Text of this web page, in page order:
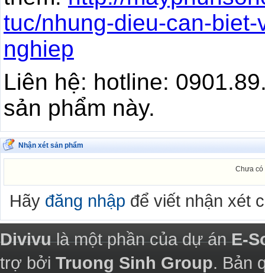
tuc/nhung-dieu-can-
nghiep
Liên hệ: hotline:
sản phẩm này.
Nhận xét sản phẩm
Chưa có
Hãy đăng nhập để viết nhận xét
Divivulà một phần của dự ánE-
trợ bởi Truong Sinh Group. Bản